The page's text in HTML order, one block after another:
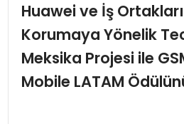
EKONOMI
SPOR
Huawei ve İş
Korumaya Yönelik
Meksika Projesi ile
Mobile LATAM